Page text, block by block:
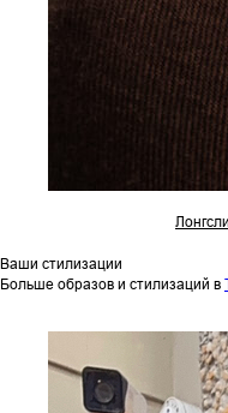
Ваши стилизации
Больше образов и стилизаций в